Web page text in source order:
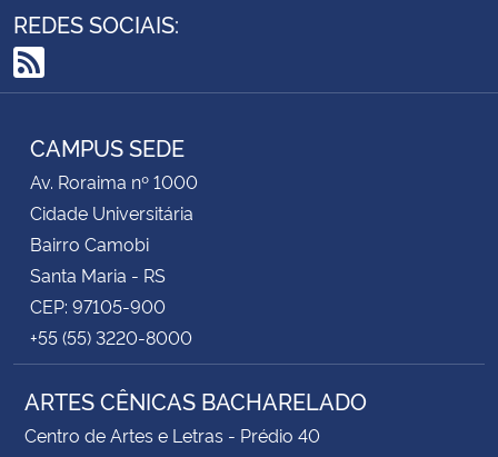
REDES SOCIAIS:
RSS
CAMPUS SEDE
Av. Roraima nº 1000
Cidade Universitária
Bairro Camobi
Santa Maria - RS
CEP: 97105-900
+55 (55) 3220-8000
ARTES CÊNICAS BACHARELADO
Centro de Artes e Letras - Prédio 40